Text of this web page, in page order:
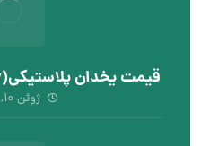
قیمت یخدان پلاستیکی(New) در بازار + جدول
ژوئن ۱۰, ۲۰۲۶